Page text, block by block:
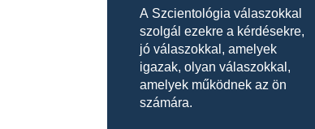
A Szcientológia válaszokkal
szolgál ezekre a kérdésekre,
jó válaszokkal, amelyek
igazak, olyan válaszokkal,
amelyek működnek az ön
számára.